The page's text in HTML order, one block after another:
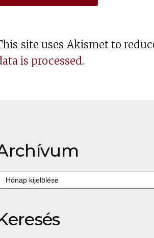
site uses Akismet to
is processed.
Archívum